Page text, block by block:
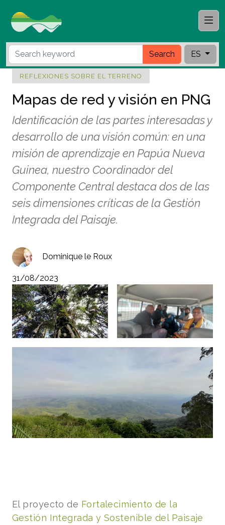
Search ES
REFLEXIONES SOBRE EL TERRENO
Mapas de red y visión en PNG
Identificación de las partes interesadas y
desarrollo de una visión común: en una
misión de aprendizaje en Papúa Nueva
Guinea, nuestro Coordinador del
Componente Central destaca dos de las
seis dimensiones críticas de la Gestión
Integrada del Paisaje.
Dominique le Roux
31/08/2023
El proyecto de Fortalecimiento de la
Gestión Integrada y Sostenible del Paisaje